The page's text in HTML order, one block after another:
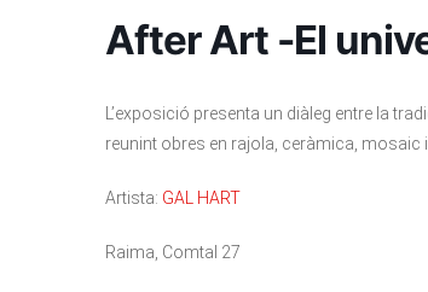
After Art -El
L’exposició presenta un diàleg entre la
reunint obres en rajola, ceràmica, mosaic
Artista: GAL HART
Raima, Comtal 27